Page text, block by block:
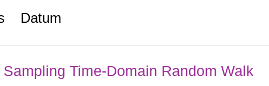
Datum
Time-Domain Random Walk